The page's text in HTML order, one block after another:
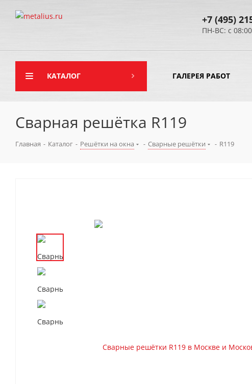
+7 (495)
ПН-ВС: с
КАТАЛОГ ГАЛЕРЕЯ РАБОТ
Сварная решётка R119
Главная - Каталог - Решётки на окна - Сварные решётки - R119